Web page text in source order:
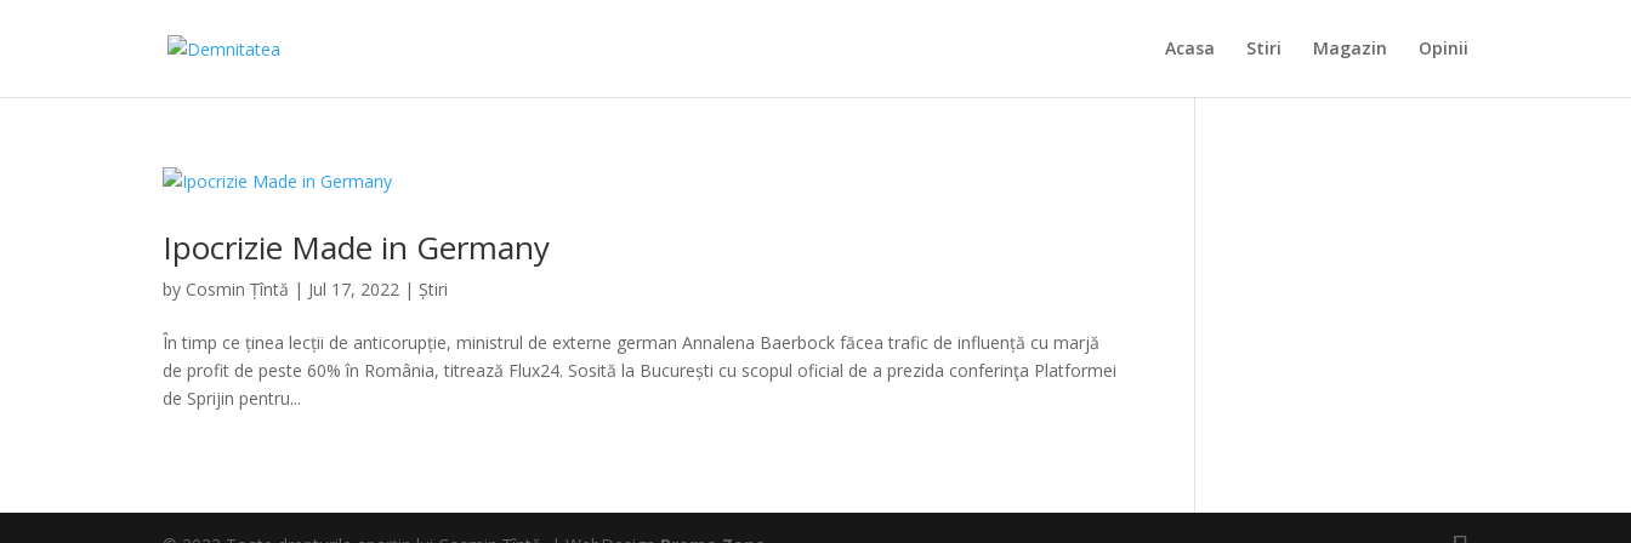
Acasa Stiri Magazin Opinii
Ipocrizie Made in Germany
by Cosmin Țîntă | Jul 17, 2022 |Știri
În timp ce ținea lecții de anticorupție, ministrul de externe german Annalena Baerbock făcea trafic de influență cu marjă
de profit de peste 60% în România, titrează Flux24. Sosită la București cu scopul oficial de a prezida conferinţa Platformei
de Sprijin pentru...